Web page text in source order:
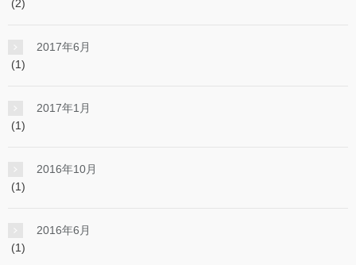
(2)
2017年6月
(1)
2017年1月
(1)
2016年10月
(1)
2016年6月
(1)